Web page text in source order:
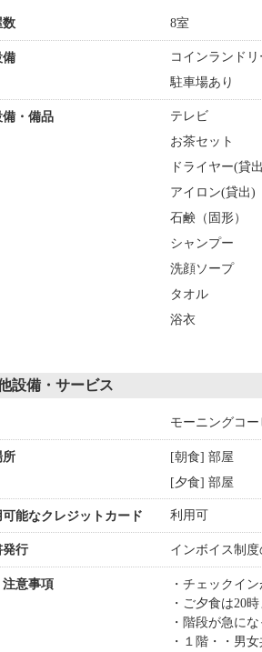
数 8室
備 コインランド
駐車場あり
・備品 テレビ
お茶セット
ドライヤー(貸
アイロン(貸出)
石鹸（固形）
シャンプー
洗顔ソープ
タオル
浴衣
設備・サービス
モーニングコ
所
[朝食] 部屋
[夕食] 部屋
可能なクレジットカード 利用可
発行 インボイス制
意事項
チェックイン
ご夕食は20時
階段が急に
１階・・男